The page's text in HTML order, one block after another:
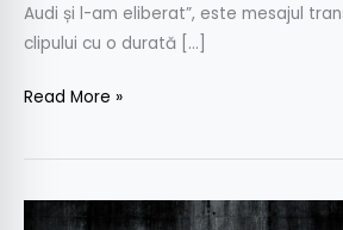
Audi și l-am eliberat”, este mesajul
clipului cu o durată […]
Read More »